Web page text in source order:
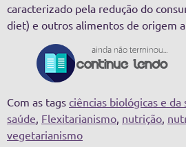
caracterizado pela redução do
diet) e outros alimentos de origem
Com as tags ciências biológicas e da
saúde, Flexitarianismo, nutrição,
vegetarianismo